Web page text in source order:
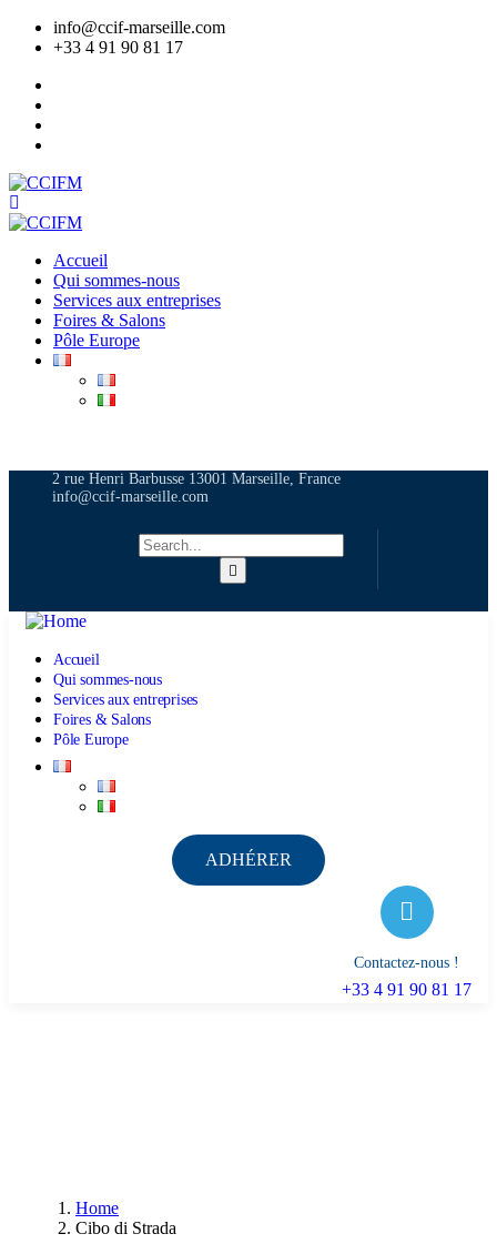
info@ccif-marseille.com
+33 4 91 90 81 17
Accueil
Qui sommes-nous
Services aux entreprises
Foires & Salons
Pôle Europe
2 rue Henri Barbusse 13001 Marseille, France
info@ccif-marseille.com
Accueil
Qui sommes-nous
Services aux entreprises
Foires & Salons
Pôle Europe
ADHÉRER
Contactez-nous !
+33 4 91 90 81 17
Home
Cibo di Strada